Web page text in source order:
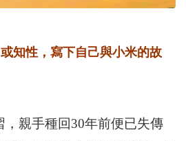
知性，寫下自己與小米的故
，親手種回30年前便已失傳